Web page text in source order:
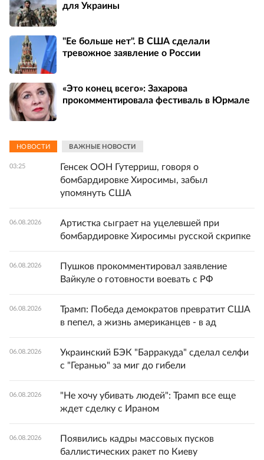
для Украины
"Ее больше нет". В США сделали
тревожное заявление о России
«Это конец всего»: Захарова
прокомментировала фестиваль в Юрмале
НОВОСТИ ВАЖНЫЕ НОВОСТИ
03:25
Генсек ООН Гутерриш, говоря о
бомбардировке Хиросимы, забыл
упомянуть США
06.08.2026
Артистка сыграет на уцелевшей при
бомбардировке Хиросимы русской скрипке
06.08.2026
Пушков прокомментировал заявление
Вайкуле о готовности воевать с РФ
06.08.2026
Трамп: Победа демократов превратит США
в пепел, а жизнь американцев - в ад
06.08.2026
Украинский БЭК "Барракуда" сделал селфи
с "Геранью" за миг до гибели
06.08.2026
"Не хочу убивать людей": Трамп все еще
ждет сделку с Ираном
06.08.2026
Появились кадры массовых пусков
баллистических ракет по Киеву